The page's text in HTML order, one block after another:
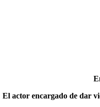
El actor encargado de dar